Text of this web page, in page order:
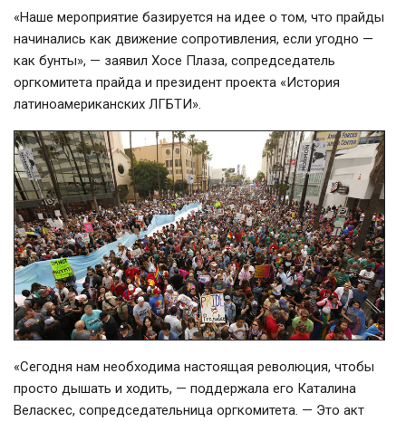
«Наше мероприятие базируется на идее о том, что прайды
начинались как движение сопротивления, если угодно —
как бунты», — заявил Хосе Плаза, сопредседатель
оргкомитета прайда и президент проекта «История
латиноамериканских ЛГБТИ».
«Сегодня нам необходима настоящая революция, чтобы
просто дышать и ходить, — поддержала его Каталина
Веласкес, сопредседательница оргкомитета. — Это акт